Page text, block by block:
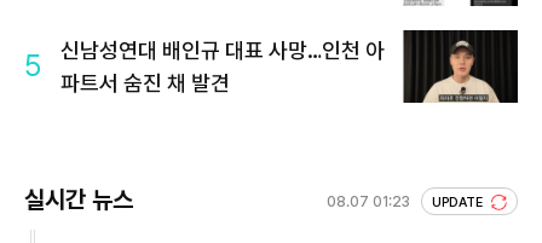
5
신남성연대 배인규 대표 사망…인천 아
파트서 숨진 채 발견
실시간 뉴스 08.07 01:23 UPDATE